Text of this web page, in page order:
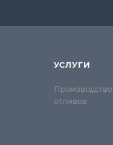
УСЛУГИ
Производство
отливов